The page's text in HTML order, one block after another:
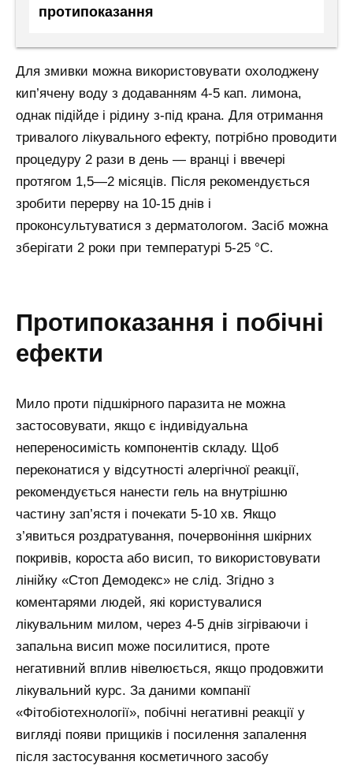
протипоказання
Для змивки можна використовувати охолоджену
кип’ячену воду з додаванням 4-5 кап. лимона,
однак підійде і рідину з-під крана. Для отримання
тривалого лікувального ефекту, потрібно проводити
процедуру 2 рази в день — вранці і ввечері
протягом 1,5—2 місяців. Після рекомендується
зробити перерву на 10-15 днів і
проконсультуватися з дерматологом. Засіб можна
зберігати 2 роки при температурі 5-25 °C.
протипоказання і побічні
ефекти
Мило проти підшкірного паразита не можна
застосовувати, якщо є індивідуальна
непереносимість компонентів складу. Щоб
переконатися у відсутності алергічної реакції,
рекомендується нанести гель на внутрішню
частину зап’ястя і почекати 5-10 хв. Якщо
з’явиться роздратування, почервоніння шкірних
покривів, короста або висип, то використовувати
лінійку «Стоп Демодекс» не слід. Згідно з
коментарями людей, які користувалися
лікувальним милом, через 4-5 днів зігріваючи і
запальна висип може посилитися, проте
негативний вплив нівелюється, якщо продовжити
лікувальний курс. За даними компанії
«Фітобіотехнології», побічні негативні реакції у
вигляді появи прищиків і посилення запалення
після застосування косметичного засобу